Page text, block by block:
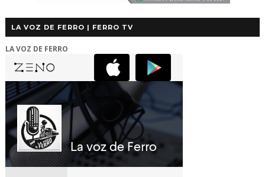
LA VOZ DE FERRO | FERRO TV
LA VOZ DE FERRO